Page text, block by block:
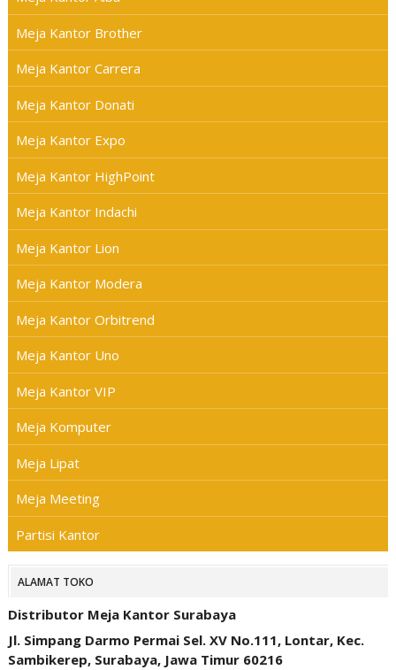
Meja Kantor Brother
Meja Kantor Carrera
Meja Kantor Donati
Meja Kantor Expo
Meja Kantor HighPoint
Meja Kantor Indachi
Meja Kantor Lion
Meja Kantor Modera
Meja Kantor Orbitrend
Meja Kantor Uno
Meja Kantor VIP
Meja Komputer
Meja Lipat
Meja Meeting
Partisi Kantor
ALAMAT TOKO
Distributor Meja Kantor Surabaya
Jl. Simpang Darmo Permai Sel. XV No.111, Lontar, Kec.
Sambikerep, Surabaya, Jawa Timur 60216